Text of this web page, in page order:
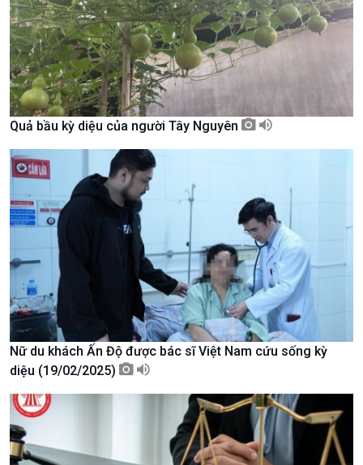
Xã hội
Tin Đời sống & Xã hội
360 độ Sức khỏe
Chuyển đổi Xanh
Tài nguyên và Môi trường
Chuyên gia của bạn
Bước chân đến trường
Khoa học & Công nghệ
Tin Khoa học & Công nghệ
Kết nối công nghệ
Sống chung với biến đổi
khí hậu
Quả bầu kỳ diệu của người Tây Nguyên
Nữ du khách Ấn Độ được bác sĩ Việt Nam cứu sống kỳ
diệu (19/02/2025)